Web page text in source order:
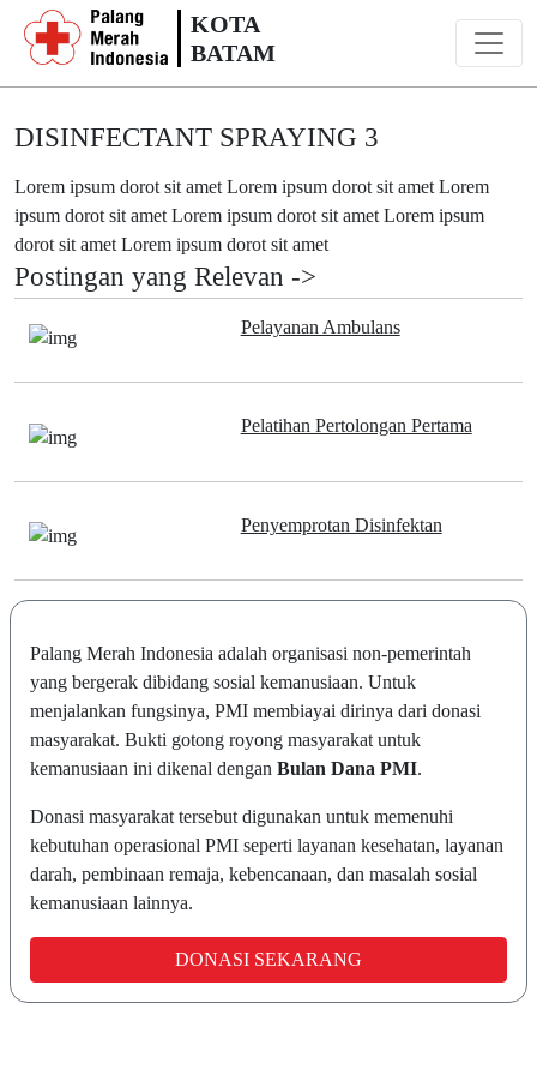
KOTA
BATAM
DISINFECTANT SPRAYING 3
Lorem ipsum dorot sit amet Lorem ipsum dorot sit amet Lorem
ipsum dorot sit amet Lorem ipsum dorot sit amet Lorem ipsum
dorot sit amet Lorem ipsum dorot sit amet
Postingan yang Relevan ->
Pelayanan Ambulans
Pelatihan Pertolongan Pertama
Penyemprotan Disinfektan
Palang Merah Indonesia adalah organisasi non-pemerintah
yang bergerak dibidang sosial kemanusiaan. Untuk
menjalankan fungsinya, PMI membiayai dirinya dari donasi
masyarakat. Bukti gotong royong masyarakat untuk
kemanusiaan ini dikenal dengan Bulan Dana PMI.
Donasi masyarakat tersebut digunakan untuk memenuhi
kebutuhan operasional PMI seperti layanan kesehatan, layanan
darah, pembinaan remaja, kebencanaan, dan masalah sosial
kemanusiaan lainnya.
DONASI SEKARANG